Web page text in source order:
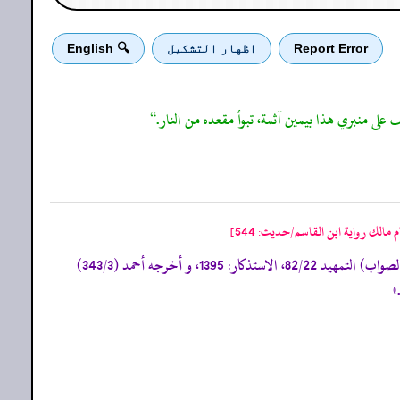
Report Error اظهار التشكيل 🔍 English
مالك رواية ابن القاسم/حدیث: 544]
«484- الموطأ (رواية يحييٰي بن يحييٰي 727/2 ح 1472، ك 36 ب 8 ح 10، عليٰ تصحيف فى المطبوع وهو فى النسخة الباكستانية ص 636 عل الصواب) التمهيد 82/22، الاستذكار: 1395، و أخرجه أحمد (343/3)